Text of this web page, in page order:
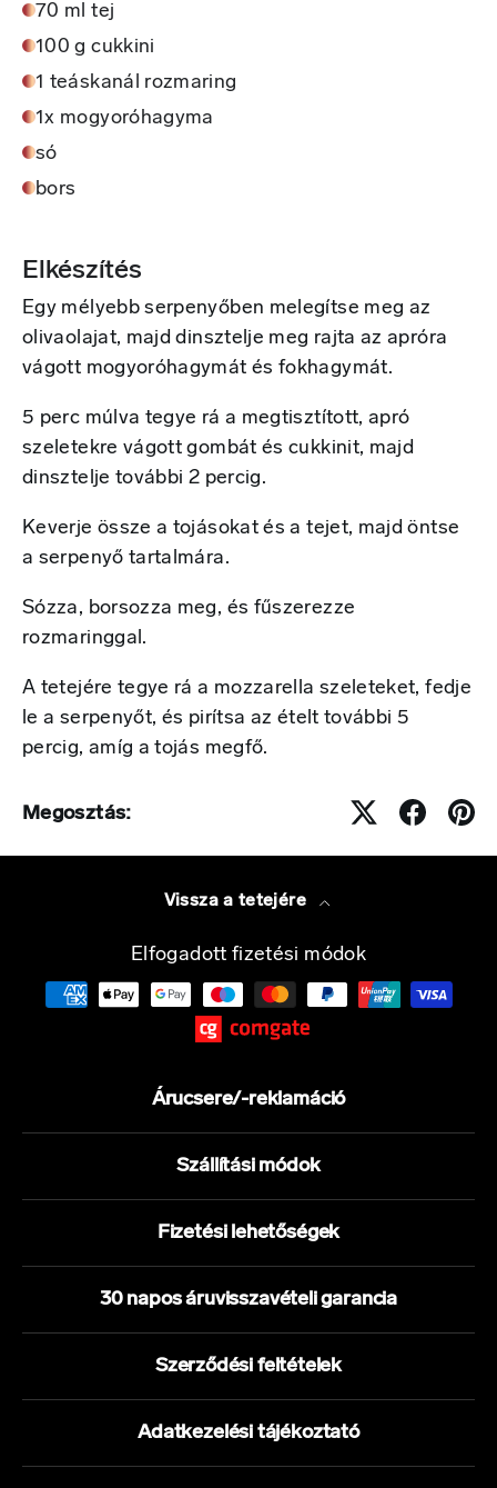
70 ml tej
100 g cukkini
1 teáskanál rozmaring
1x mogyoróhagyma
só
bors
Elkészítés
Egy mélyebb serpenyőben melegítse meg az
olivaolajat, majd dinsztelje meg rajta az apróra
vágott mogyoróhagymát és fokhagymát.
5 perc múlva tegye rá a megtisztított, apró
szeletekre vágott gombát és cukkinit, majd
dinsztelje további 2 percig.
Keverje össze a tojásokat és a tejet, majd öntse
a serpenyő tartalmára.
Sózza, borsozza meg, és fűszerezze
rozmaringgal.
A tetejére tegye rá a mozzarella szeleteket, fedje
le a serpenyőt, és pirítsa az ételt további 5
percig, amíg a tojás megfő.
Megosztás:
Vissza a tetejére
Elfogadott fizetési módok
Árucsere/-reklamáció
Szállítási módok
Fizetési lehetőségek
30 napos áruvisszavételi garancia
Szerződési feltételek
Adatkezelési tájékoztató